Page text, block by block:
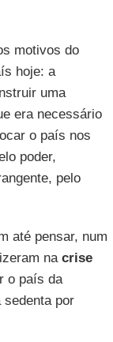
motivos do
hoje: a
uma
era necessário
o país nos
poder,
pelo
até pensar, num
na crise
o país da
por